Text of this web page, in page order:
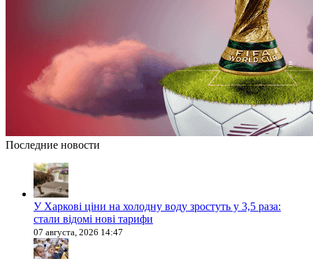
Последние новости
У Харкові ціни на холодну воду зростуть у 3,5 раза:
стали відомі нові тарифи
07 августа, 2026 14:47